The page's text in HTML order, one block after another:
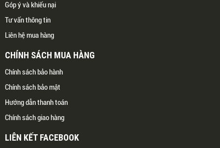
Góp ý và khiếu nại
Tư vấn thông tin
Liên hệ mua hàng
CHÍNH SÁCH MUA HÀNG
Chính sách bảo hành
Chính sách bảo mật
Hướng dẫn thanh toán
Chính sách giao hàng
LIÊN KẾT FACEBOOK